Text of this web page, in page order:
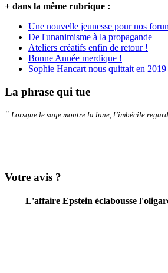
+ dans la même rubrique :
Une nouvelle jeunesse pour nos
De l'unanimisme à la propagande
Ateliers créatifs enfin de retour !
Bonne Année merdique !
Sophie Hancart nous quittait en 2019
La phrase qui tue
" Lorsque le sage montre la lune, l’imbécile
Votre avis ?
L'affaire Epstein éclabousse